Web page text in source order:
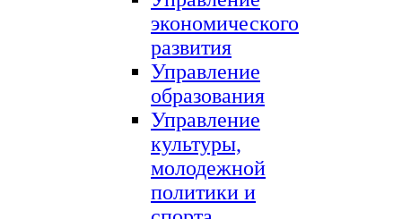
экономического
развития
Управление
образования
Управление
культуры,
молодежной
политики и